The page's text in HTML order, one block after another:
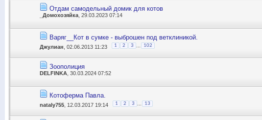
Отдам самодельный домик для котов
_Домохозяйка , 29.03.2023 07:14
Варяг__Кот в сумке - выброшен под ветклиникой.
Джулиан , 02.06.2013 11:23 1 2 3 102
Зоополиция
DELFINKA , 30.03.2024 07:52
Котоферма Павла.
nataly755 , 12.03.2017 19:14 1 2 3 13